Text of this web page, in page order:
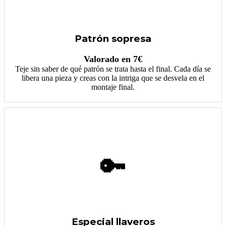
Patrón sopresa
Valorado en 7€
Teje sin saber de qué patrón se trata hasta el final. Cada día se
libera una pieza y creas con la intriga que se desvela en el
montaje final.
🔑
Especial llaveros